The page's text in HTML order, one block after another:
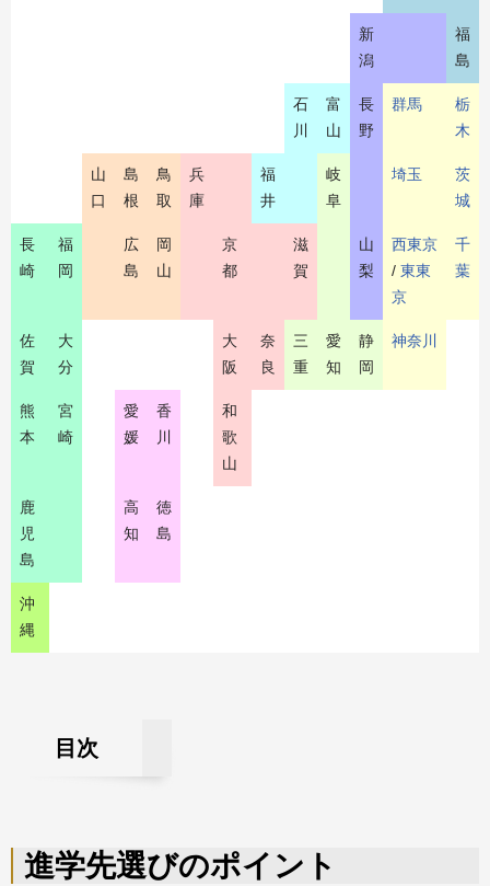
新
潟
福
島
石
川
富
山
長
野
群馬
栃
木
山
口
島
根
鳥
取
兵
庫
福
井
岐
阜
埼玉
茨
城
長
崎
福
岡
広
島
岡
山
京
都
滋
賀
山
梨
西東京
/ 東東
京
千
葉
佐
賀
大
分
大
阪
奈
良
三
重
愛
知
静
岡
神奈川
熊
本
宮
崎
愛
媛
香
川
和
歌
山
鹿
児
島
高
知
徳
島
沖
縄
目次
進学先選びのポイント